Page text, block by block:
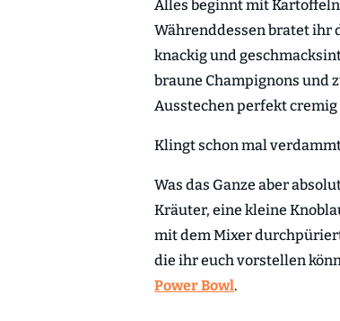
Alles beginnt mit
Währenddessen bratet ihr
knackig und
braune Champignons und
Ausstechen perfekt
Klingt schon mal
Was das Ganze aber
Kräuter, eine kleine
mit dem Mixer
die ihr euch vorstellen
Power Bowl.